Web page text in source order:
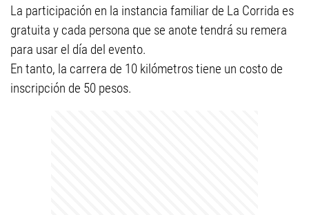
La participación en la instancia familiar de La Corrida es
gratuita y cada persona que se anote tendrá su remera
para usar el día del evento.
En tanto, la carrera de 10 kilómetros tiene un costo de
inscripción de 50 pesos.